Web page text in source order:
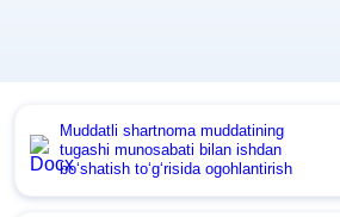
Muddatli shartnoma muddatining
tugashi munosabati bilan ishdan
boʻshatish toʻgʻrisida ogohlantirish